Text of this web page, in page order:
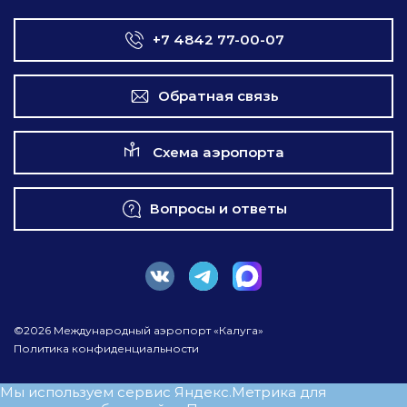
+7 4842 77-00-07
Обратная связь
Схема аэропорта
Вопросы и ответы
©2026 Международный аэропорт «Калуга»
Политика конфиденциальности
Мы используем сервис Яндекс.Метрика для